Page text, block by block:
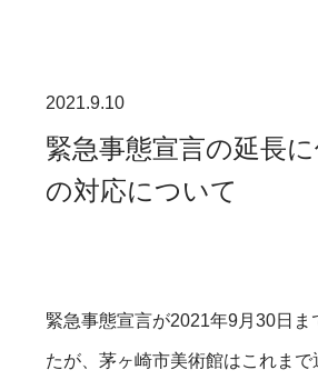
2021.9.10
緊急事態宣言の延長
の対応について
緊急事態宣言が2021年9月30日ま
たが、茅ヶ崎市美術館はこれまで